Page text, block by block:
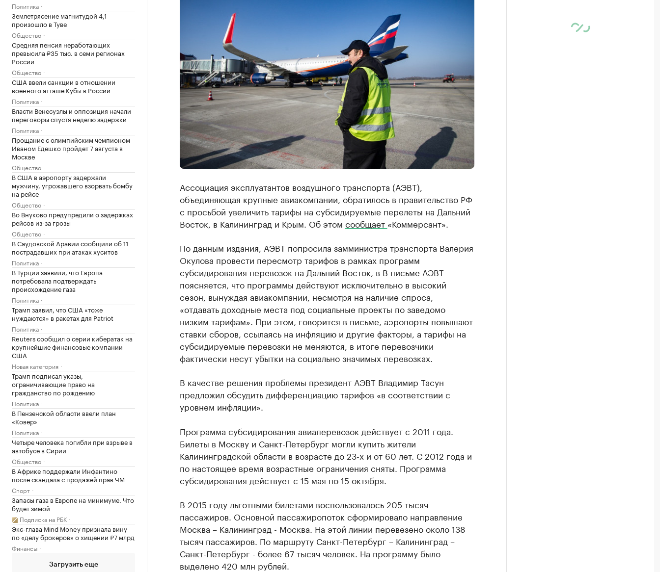
Политика
Землетрясение магнитудой 4,1
произошло в Туве
Общество
Средняя пенсия неработающих
превысила ₽35 тыс. в семи регионах
России
Общество
США ввели санкции в отношении
военного атташе Кубы в России
Политика
Власти Венесуэлы и оппозиция начали
переговоры спустя неделю задержки
Политика
Прощание с олимпийским чемпионом
Иваном Едешко пройдет 7 августа в
Москве
Общество
В США в аэропорту задержали
мужчину, угрожавшего взорвать бомбу
на рейсе
Общество
Во Внуково предупредили о задержках
рейсов из-за грозы
Общество
В Саудовской Аравии сообщили об 11
пострадавших при атаках хуситов
Политика
В Турции заявили, что Европа
потребовала подтверждать
происхождение газа
Политика
Трамп заявил, что США «тоже
нуждаются» в ракетах для Patriot
Политика
Reuters сообщил о серии кибератак на
крупнейшие финансовые компании
США
Новая категория
Трамп подписал указы,
ограничивающие право на
гражданство по рождению
Политика
В Пензенской области ввели план
«Ковер»
Политика
Четыре человека погибли при взрыве в
автобусе в Сирии
Общество
В Африке поддержали Инфантино
после скандала с продажей прав ЧМ
Спорт
Запасы газа в Европе на минимуме. Что
будет зимой
Подписка на РБК
Экс-глава Mind Money признала вину
по «делу брокеров» о хищении ₽7 млрд
Финансы
Загрузить еще
Ассоциация эксплуатантов воздушного транспорта (АЭВТ),
объединяющая крупные авиакомпании, обратилось в правительство РФ
с просьбой увеличить тарифы на субсидируемые перелеты на Дальний
Восток, в Калининград и Крым. Об этом сообщает «Коммерсант».
По данным издания, АЭВТ попросила замминистра транспорта Валерия
Окулова провести пересмотр тарифов в рамках программ
субсидирования перевозок на Дальний Восток, в В письме АЭВТ
поясняется, что программы действуют исключительно в высокий
сезон, вынуждая авиакомпании, несмотря на наличие спроса,
«отдавать доходные места под социальные проекты по заведомо
низким тарифам». При этом, говорится в письме, аэропорты повышают
ставки сборов, ссылаясь на инфляцию и другие факторы, а тарифы на
субсидируемые перевозки не меняются, в итоге перевозчики
фактически несут убытки на социально значимых перевозках.
В качестве решения проблемы президент АЭВТ Владимир Тасун
предложил обсудить дифференциацию тарифов «в соответствии с
уровнем инфляции».
Программа субсидирования авиаперевозок действует с 2011 года.
Билеты в Москву и Санкт-Петербург могли купить жители
Калининградской области в возрасте до 23-х и от 60 лет. С 2012 года и
по настоящее время возрастные ограничения сняты. Программа
субсидирования действует с 15 мая по 15 октября.
В 2015 году льготными билетами воспользовалось 205 тысяч
пассажиров. Основной пассажиропоток сформировало направление
Москва – Калининград - Москва. На этой линии перевезено около 138
тысяч пассажиров. По маршруту Санкт-Петербург – Калининград –
Санкт-Петербург - более 67 тысяч человек. На программу было
выделено 420 млн рублей.